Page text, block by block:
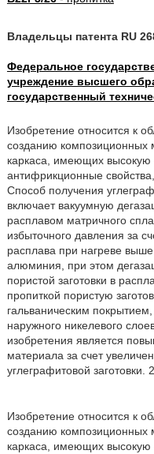
Владельцы патента RU
Федеральное
учреждение высшего
государственный
Изобретение относится к
созданию композиционных
каркаса, имеющих высокую
антифрикционные
Способ получения
включает вакуумную
расплавом матричного
избыточного давления за
расплава при нагреве
алюминия, при этом
пористой заготовки в
пропиткой пористую
гальваническим
наружного никелевого
изобретения является
материала за счет
углеграфитовой заготовки.
Изобретение относится к
созданию композиционных
каркаса, имеющих высокую